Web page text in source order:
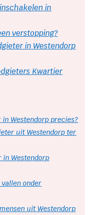
in
verstopping?
in Westendorp
Kwartier
Westendorp precies?
uit Westendorp ter
in Westendorp
onder
uit Westendorp